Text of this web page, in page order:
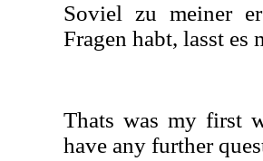
Soviel zu meiner
Fragen habt, lasst es
Thats was my first
have any further